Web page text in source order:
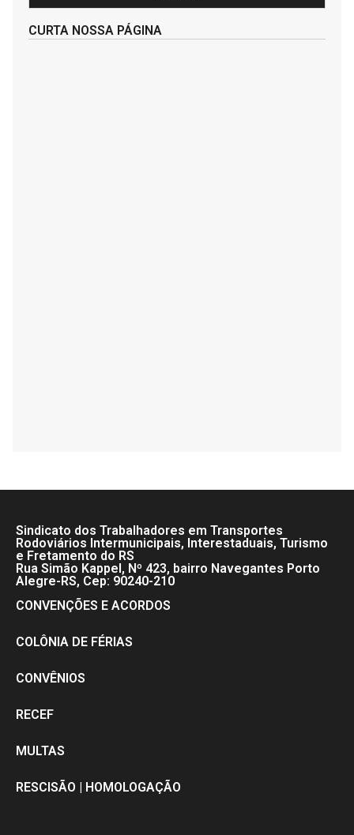
CURTA NOSSA PÁGINA
Sindicato dos Trabalhadores em Transportes
Rodoviários Intermunicipais, Interestaduais, Turismo
e Fretamento do RS
Rua Simão Kappel, Nº 423, bairro Navegantes Porto
Alegre-RS, Cep: 90240-210
CONVENÇÕES E ACORDOS
COLÔNIA DE FÉRIAS
CONVÊNIOS
RECEF
MULTAS
RESCISÃO | HOMOLOGAÇÃO